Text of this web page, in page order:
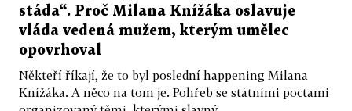
stáda“. Proč Milana Knížáka oslavuje
vláda vedená mužem, kterým umělec
opovrhoval
Někteří říkají, že to byl poslední happening Milana
Knížáka. A něco na tom je. Pohřeb se státními poctami